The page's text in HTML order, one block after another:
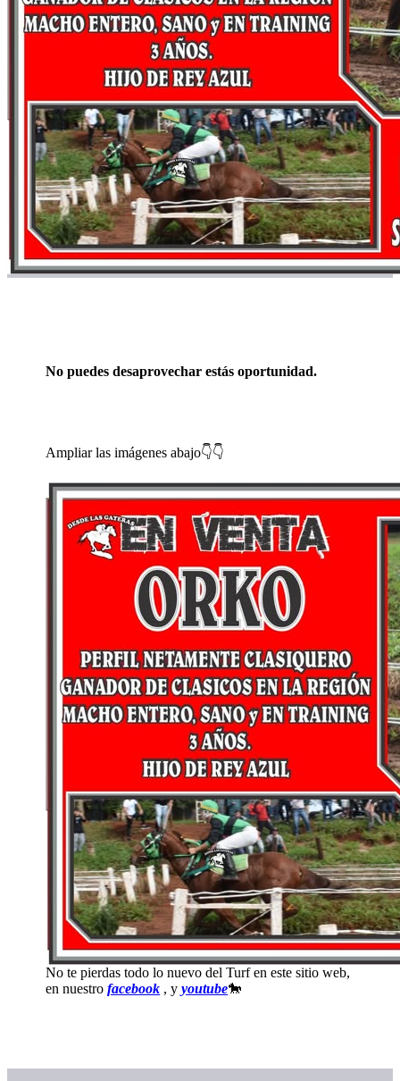
No puedes desaprovechar estás oportunidad.
Ampliar las imágenes abajo👇👇
No te pierdas todo lo nuevo del Turf en este sitio web,
en nuestro facebook , yyoutube🐎